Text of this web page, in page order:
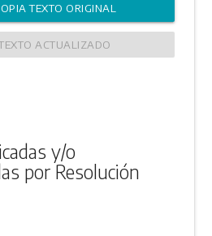
TEXTO ORIGINAL
ACTUALIZADO
y/o
por Resolución